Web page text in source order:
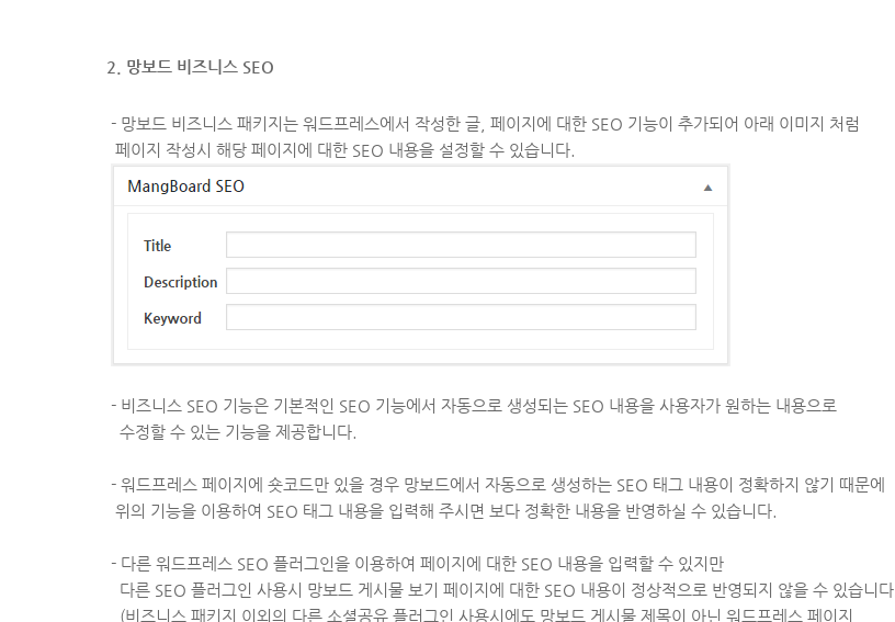
2. 망보드 비즈니스 SEO
- 망보드 비즈니스 패키지는 워드프레스에서 작성한 글, 페이지에 대한 SEO 기능이 추가되어 아래 이미지 처럼
페이지 작성시 해당 페이지에 대한 SEO 내용을 설정할 수 있습니다.
- 비즈니스 SEO 기능은 기본적인 SEO 기능에서 자동으로 생성되는 SEO 내용을 사용자가 원하는 내용으로
수정할 수 있는 기능을 제공합니다.
- 워드프레스 페이지에 숏코드만 있을 경우 망보드에서 자동으로 생성하는 SEO 태그 내용이 정확하지 않기 때문에
위의 기능을 이용하여 SEO 태그 내용을 입력해 주시면 보다 정확한 내용을 반영하실 수 있습니다.
- 다른 워드프레스 SEO 플러그인을 이용하여 페이지에 대한 SEO 내용을 입력할 수 있지만
다른 SEO 플러그인 사용시 망보드 게시물 보기 페이지에 대한 SEO 내용이 정상적으로 반영되지 않을 수 있습니다.
(비즈니스 패키지 이외의 다른 소셜공유 플러그인 사용시에도 망보드 게시물 제목이 아닌 워드프레스 페이지